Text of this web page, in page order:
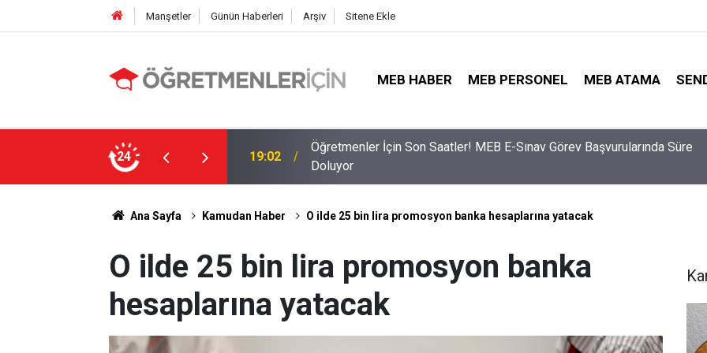
Manşetler Günün Haberleri Arşiv Sitene Ekle
MEB HABER MEB PERSONEL MEB ATAMA
24
E-Sınav Görev Başvurularında Süre
09:01 2026 Atama Sinyali Verildi: İşte MEB’in En Çok Öğretmen Aradığı 15
Ana Sayfa Kamudan Haber O ilde 25 bin lira promosyon banka hesaplarına yatacak
O ilde 25 bin lira promosyon banka
hesaplarına yatacak